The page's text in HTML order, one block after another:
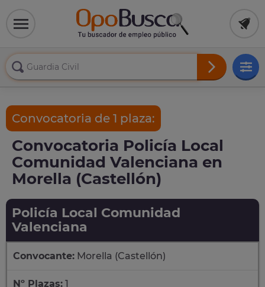
Convocatoria de 1 plaza:
Convocatoria Policía Local
Comunidad Valenciana en
Morella (Castellón)
Policía Local Comunidad
Valenciana
Convocante: Morella (Castellón)
Nº Plazas: 1